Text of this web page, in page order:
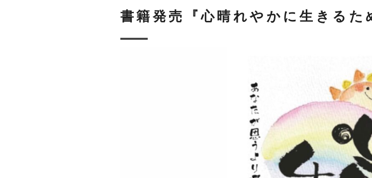
書籍発売『心晴れやかに生きるた